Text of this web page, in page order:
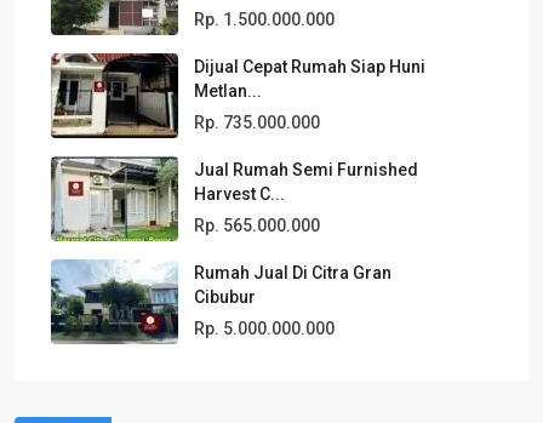
Rp. 1.500.000.000
Dijual Cepat Rumah Siap Huni
Metlan...
Rp. 735.000.000
Jual Rumah Semi Furnished
Harvest C...
Rp. 565.000.000
Rumah Jual Di Citra Gran
Cibubur
Rp. 5.000.000.000